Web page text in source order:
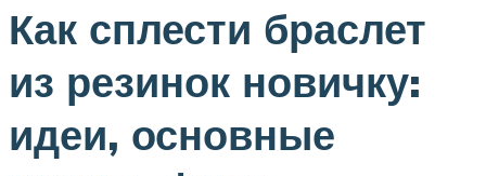
Как сплести браслет
из резинок новичку:
идеи, основные